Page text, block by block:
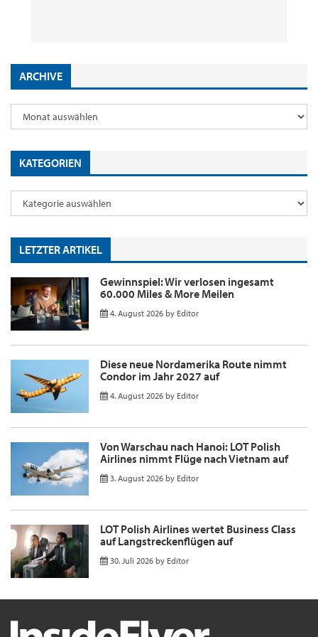
ARCHIVE
KATEGORIEN
LETZTER ARTIKEL
Gewinnspiel: Wir verlosen ingesamt
60.000 Miles & More Meilen
4. August 2026 by Editor
Diese neue Nordamerika Route nimmt
Condor im Jahr 2027 auf
4. August 2026 by Editor
Von Warschau nach Hanoi: LOT Polish
Airlines nimmt Flüge nach Vietnam auf
3. August 2026 by Editor
LOT Polish Airlines wertet Business Class
auf Langstreckenflügen auf
30. Juli 2026 by Editor